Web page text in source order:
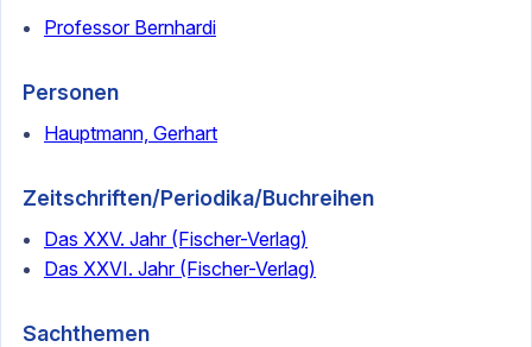
Professor Bernhardi
Personen
Hauptmann, Gerhart
Zeitschriften/Periodika/Buchreihen
Das XXV. Jahr (Fischer-Verlag)
Das XXVI. Jahr (Fischer-Verlag)
Sachthemen